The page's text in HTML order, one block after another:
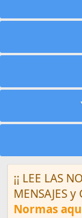
¡¡ LEE LAS
MENSAJES
Normas